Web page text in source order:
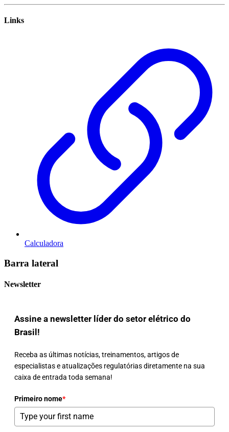
Links
Calculadora
Barra lateral
Newsletter
Assine a newsletter líder do setor elétrico do
Brasil!
Receba as últimas notícias, treinamentos, artigos de
especialistas e atualizações regulatórias diretamente na sua
caixa de entrada toda semana!
Primeiro nome*